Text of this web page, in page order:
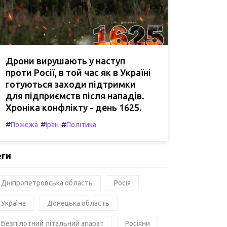
Дрони вирушають у наступ
проти Росії, в той час як в Україні
готуються заходи підтримки
для підприємств після нападів.
Хроніка конфлікту - день 1625.
#Пожежа #Іран #Політика
Дніпропетровська область Росія
Україна Донецька область
Безпілотний літальний апарат Росіяни